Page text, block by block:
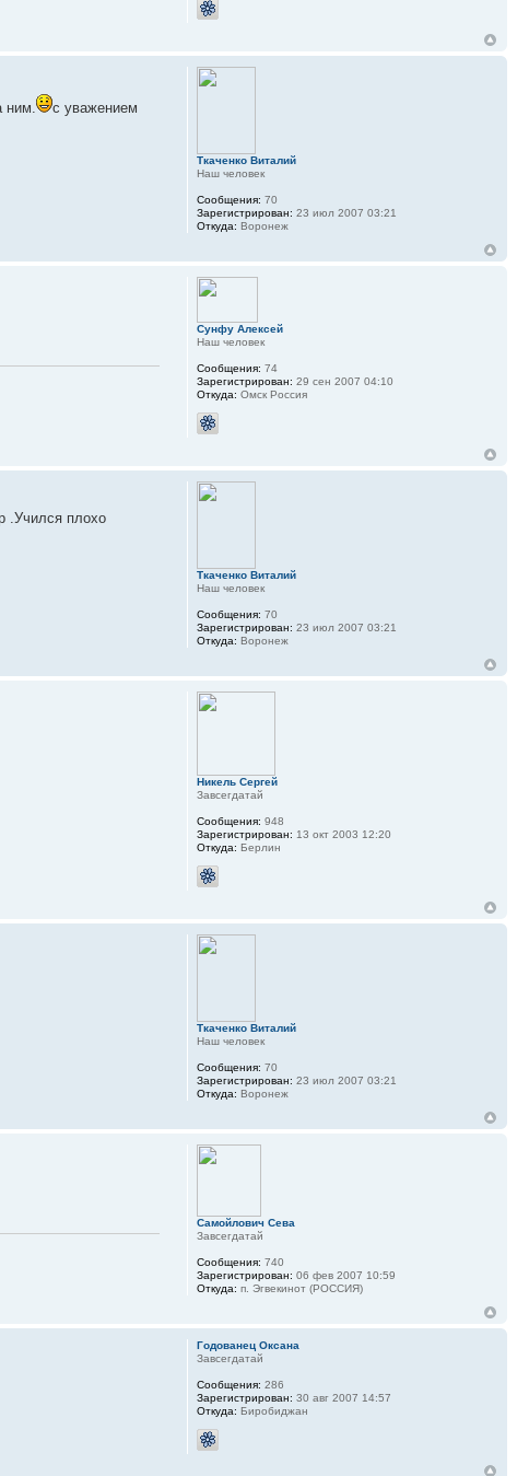
ним.
с уважением
Ткаченко Виталий
Наш человек
Сообщения: 70
Зарегистрирован: 23 июл 2007 03:21
Откуда: Воронеж
Сунфу Алексей
Наш человек
Сообщения: 74
Зарегистрирован: 29 сен 2007 04:10
Откуда: Омск Россия
.Учился плохо
Ткаченко Виталий
Наш человек
Сообщения: 70
Зарегистрирован: 23 июл 2007 03:21
Откуда: Воронеж
Никель Сергей
Завсегдатай
Сообщения: 948
Зарегистрирован: 13 окт 2003 12:20
Откуда: Берлин
Ткаченко Виталий
Наш человек
Сообщения: 70
Зарегистрирован: 23 июл 2007 03:21
Откуда: Воронеж
Самойлович Сева
Завсегдатай
Сообщения: 740
Зарегистрирован: 06 фев 2007 10:59
Откуда: п. Эгвекинот (РОССИЯ)
Годованец Оксана
Завсегдатай
Сообщения: 286
Зарегистрирован: 30 авг 2007 14:57
Откуда: Биробиджан